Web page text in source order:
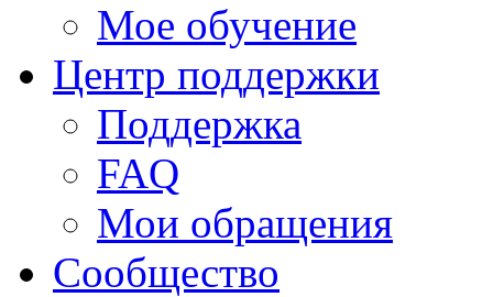
Мое обучение
Центр поддержки
Поддержка
FAQ
Мои обращения
Сообщество